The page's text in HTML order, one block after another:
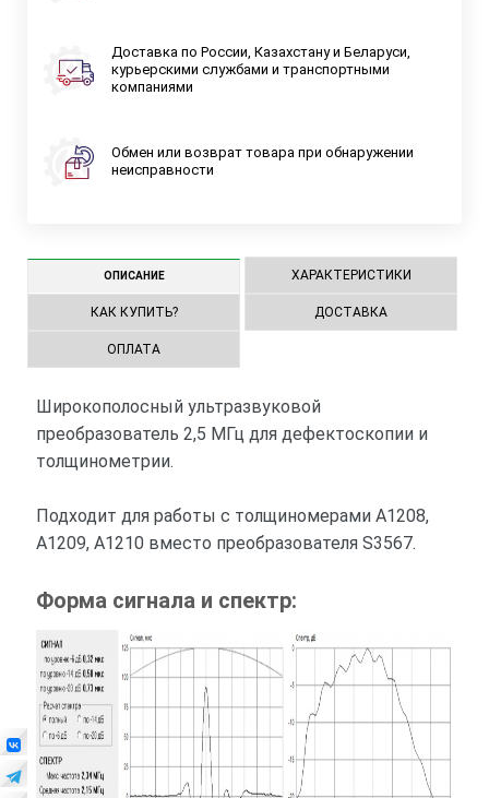
Доставка по России, Казахстану и Беларуси,
курьерскими службами и транспортными
компаниями
Обмен или возврат товара при обнаружении
неисправности
ОПИСАНИЕ ХАРАКТЕРИСТИКИ
КАК КУПИТЬ? ДОСТАВКА
ОПЛАТА
Широкополосный ультразвуковой
преобразователь 2,5 МГц для дефектоскопии и
толщинометрии.
Подходит для работы с толщиномерами А1208,
А1209, А1210 вместо преобразователя S3567.
Форма сигнала и спектр: